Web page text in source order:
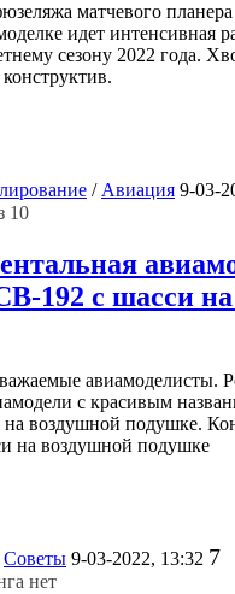
матчевого планера
идет интенсивная
сезону 2022 года.
/Авиация 9-03-
10
192 с шасси
авиамоделисты.
с красивым
воздушной подушке.
на воздушной подушке
Советы 9-03-2022, 13:32 7
нет